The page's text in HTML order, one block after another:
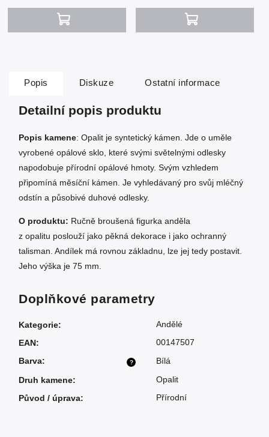
Popis Diskuze Ostatní informace
Detailní popis produktu
Popis kamene: Opalit je syntetický kámen. Jde o uměle
vyrobené opálové sklo, které svými světelnými odlesky
napodobuje přírodní opálové hmoty. Svým vzhledem
připomíná měsíční kámen. Je vyhledávaný pro svůj mléčný
odstín a působivé duhové odlesky.
O produktu: Ručně broušená figurka anděla
z opalitu poslouží jako pěkná dekorace i jako ochranný
talisman. Andílek má rovnou základnu, lze jej tedy postavit.
Jeho výška je 75 mm.
Doplňkové parametry
Kategorie:
Andělé
EAN: 00147507
?
Barva:
Bílá
Druh kamene:
Opalit
Původ / úprava: Přírodní